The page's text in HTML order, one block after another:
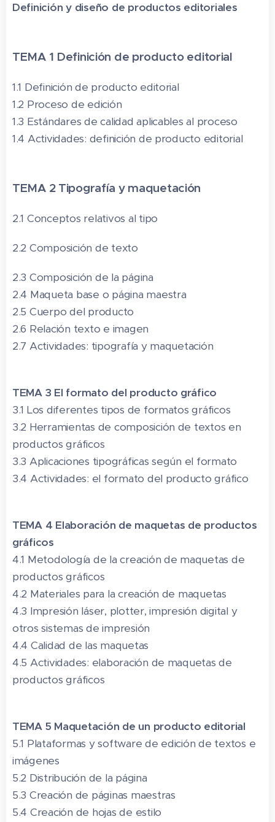
Definición y diseño de productos editoriales
TEMA 1 Definición de producto editorial
1.1 Definición de producto editorial
1.2 Proceso de edición
1.3 Estándares de calidad aplicables al proceso
1.4 Actividades: definición de producto editorial
TEMA 2 Tipografía y maquetación
2.1 Conceptos relativos al tipo
2.2 Composición de texto
2.3 Composición de la página
2.4 Maqueta base o página maestra
2.5 Cuerpo del producto
2.6 Relación texto e imagen
2.7 Actividades: tipografía y maquetación
TEMA 3 El formato del producto gráfico
3.1 Los diferentes tipos de formatos gráficos
3.2 Herramientas de composición de textos en
productos gráficos
3.3 Aplicaciones tipográficas según el formato
3.4 Actividades: el formato del producto gráfico
TEMA 4 Elaboración de maquetas de productos
gráficos
4.1 Metodología de la creación de maquetas de
productos gráficos
4.2 Materiales para la creación de maquetas
4.3 Impresión láser, plotter, impresión digital y
otros sistemas de impresión
4.4 Calidad de las maquetas
4.5 Actividades: elaboración de maquetas de
productos gráficos
TEMA 5 Maquetación de un producto editorial
5.1 Plataformas y software de edición de textos e
imágenes
5.2 Distribución de la página
5.3 Creación de páginas maestras
5.4 Creación de hojas de estilo